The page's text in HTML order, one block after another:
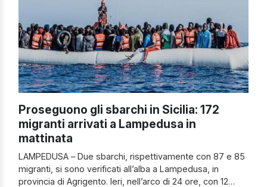
Proseguono gli sbarchi in Sicilia: 172
migranti arrivati a Lampedusa in
mattinata
LAMPEDUSA – Due sbarchi, rispettivamente con 87 e 85
migranti, si sono verificati all’alba a Lampedusa, in
provincia di Agrigento. Ieri, nell’arco di 24 ore, con 12